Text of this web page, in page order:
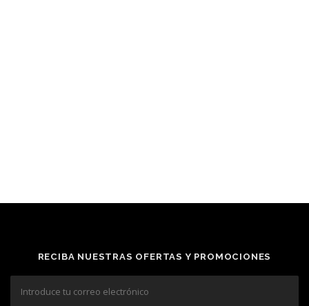
RECIBA NUESTRAS OFERTAS Y PROMOCIONES